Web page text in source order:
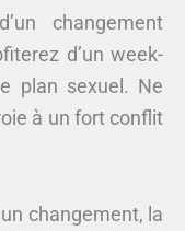
changement
d’un week-
plan sexuel. Ne
à un fort conflit
changement, la